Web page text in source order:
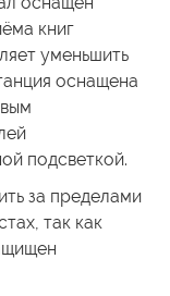
книг
уменьшить
оснащена
подсветкой.
за пределами
так как